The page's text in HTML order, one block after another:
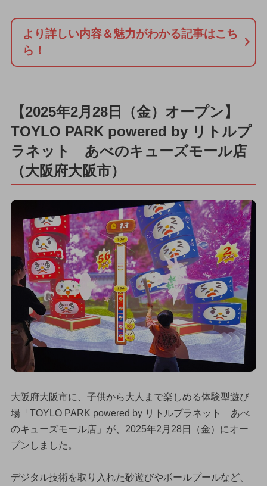
より詳しい内容＆魅力がわかる記事はこち
ら！
【2025年2月28日（金）オープン】
TOYLO PARK powered by リトルプ
ラネット あべのキューズモール店
（大阪府大阪市）
大阪府大阪市に、子供から大人まで楽しめる体験型遊び
場「TOYLO PARK powered by リトルプラネット あべ
のキューズモール店」が、2025年2月28日（金）にオー
プンしました。
デジタル技術を取り入れた砂遊びやボールプールなど、